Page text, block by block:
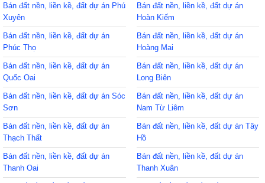
Bán đất nền, liền kề, đất dự án Phú
Xuyên
Bán đất nền, liền kề, đất dự án
Phúc Thọ
Bán đất nền, liền kề, đất dự án
Quốc Oai
Bán đất nền, liền kề, đất dự án Sóc
Sơn
Bán đất nền, liền kề, đất dự án
Thạch Thất
Bán đất nền, liền kề, đất dự án
Thanh Oai
Bán đất nền, liền kề, đất dự án
Hoàn Kiếm
Bán đất nền, liền kề, đất dự án
Hoàng Mai
Bán đất nền, liền kề, đất dự án
Long Biên
Bán đất nền, liền kề, đất dự án
Nam Từ Liêm
Bán đất nền, liền kề, đất dự án Tây
Hồ
Bán đất nền, liền kề, đất dự án
Thanh Xuân